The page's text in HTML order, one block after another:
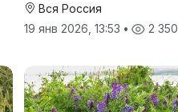
Вся Россия
19 янв 2026, 13:53 • 2 350